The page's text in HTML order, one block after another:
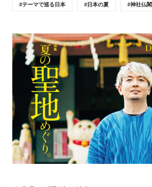
テーマで巡る日本 日本の夏 神社仏閣